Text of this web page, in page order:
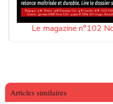
Le magazine n°102
Articles similaires